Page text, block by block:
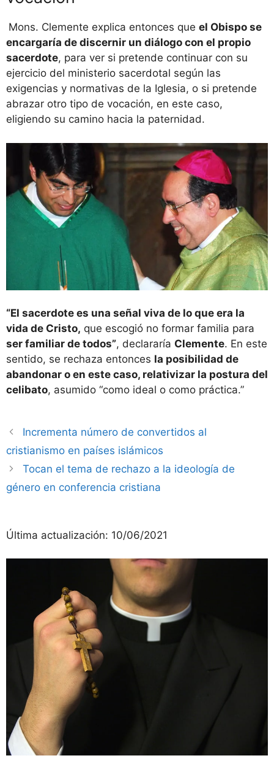
Mons. Clemente explica entonces que el Obispo se
encargaría de discernir un diálogo con el propio
sacerdote, para ver si pretende continuar con su
ejercicio del ministerio sacerdotal según las
exigencias y normativas de la Iglesia, o si pretende
abrazar otro tipo de vocación, en este caso,
eligiendo su camino hacia la paternidad.
“El sacerdote es una señal viva de lo que era la
vida de Cristo, que escogió no formar familia para
ser familiar de todos”, declararía Clemente. En este
sentido, se rechaza entonces la posibilidad de
abandonar o en este caso, relativizar la postura del
celibato, asumido “como ideal o como práctica.”
Incrementa número de convertidos al
cristianismo en países islámicos
Tocan el tema de rechazo a la ideología de
género en conferencia cristiana
Última actualización: 10/06/2021